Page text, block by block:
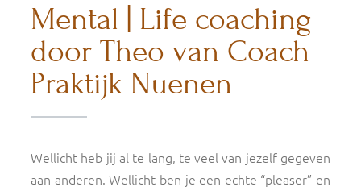
Mental | Life coaching
door Theo van Coach
Praktijk Nuenen
Wellicht heb jij al te lang, te veel van jezelf gegeven
aan anderen. Wellicht ben je een echte “pleaser” en